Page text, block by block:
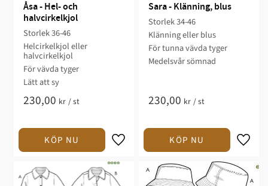
Åsa - Hel- och
halvcirkelkjol
Storlek 36-46​​​
Helcirkelkjol eller
halvcirkelkjol​
För vävda tyger
Lätt att sy​​
230,00 kr /st
Sara - Klänning, blus
Storlek 34-46​
Klänning eller blus​
För tunna vävda tyger​
Medelsvår sömnad​
230,00 kr /st